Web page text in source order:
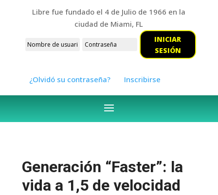
Libre fue fundado el 4 de Julio de 1966 en la
ciudad de Miami, FL
INICIAR
SESIÓN
¿Olvidó su contraseña? Inscribirse
Generación “Faster”: la
vida a 1,5 de velocidad